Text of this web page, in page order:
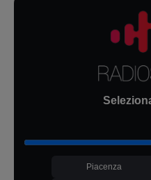
Piacenza